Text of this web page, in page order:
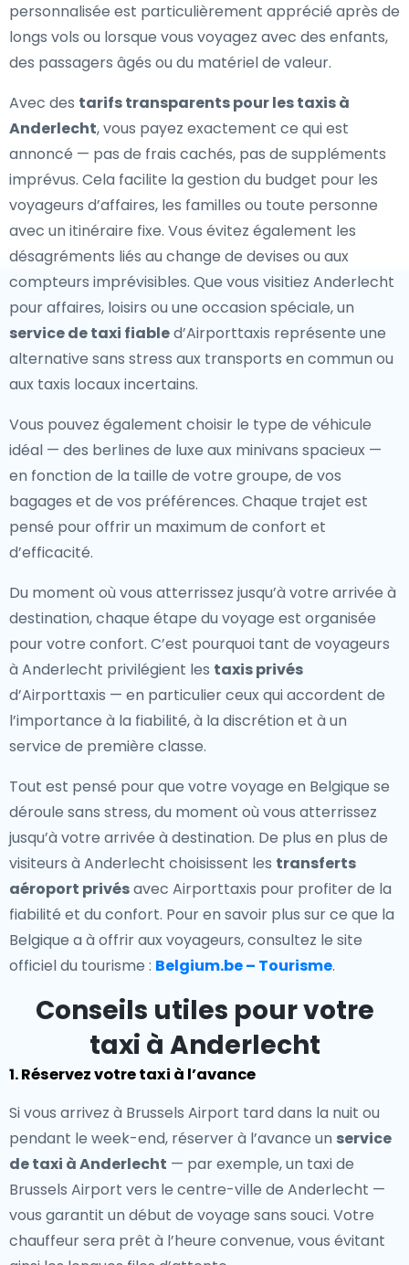
personnalisée est particulièrement apprécié après de
longs vols ou lorsque vous voyagez avec des enfants,
des passagers âgés ou du matériel de valeur.
Avec des tarifs transparents pour les taxis à
Anderlecht, vous payez exactement ce qui est
annoncé — pas de frais cachés, pas de suppléments
imprévus. Cela facilite la gestion du budget pour les
voyageurs d’affaires, les familles ou toute personne
avec un itinéraire fixe. Vous évitez également les
désagréments liés au change de devises ou aux
compteurs imprévisibles. Que vous visitiez Anderlecht
pour affaires, loisirs ou une occasion spéciale, un
service de taxi fiabled’Airporttaxis représente une
alternative sans stress aux transports en commun ou
aux taxis locaux incertains.
Vous pouvez également choisir le type de véhicule
idéal — des berlines de luxe aux minivans spacieux —
en fonction de la taille de votre groupe, de vos
bagages et de vos préférences. Chaque trajet est
pensé pour offrir un maximum de confort et
d’efficacité.
Du moment où vous atterrissez jusqu’à votre arrivée à
destination, chaque étape du voyage est organisée
pour votre confort. C’est pourquoi tant de voyageurs
à Anderlecht privilégient les taxis privés
d’Airporttaxis — en particulier ceux qui accordent de
l’importance à la fiabilité, à la discrétion et à un
service de première classe.
Tout est pensé pour que votre voyage en Belgique se
déroule sans stress, du moment où vous atterrissez
jusqu’à votre arrivée à destination. De plus en plus de
visiteurs à Anderlecht choisissent les transferts
aéroport privésavec Airporttaxis pour profiter de la
fiabilité et du confort. Pour en savoir plus sur ce que la
Belgique a à offrir aux voyageurs, consultez le site
officiel du tourisme : Belgium.be – Tourisme.
Conseils utiles pour votre
taxi à Anderlecht
1. Réservez votre taxi à l’avance
Si vous arrivez à Brussels Airport tard dans la nuit ou
pendant le week-end, réserver à l’avance un service
de taxi à Anderlecht — par exemple, un taxi de
Brussels Airport vers le centre-ville de Anderlecht —
vous garantit un début de voyage sans souci. Votre
chauffeur sera prêt à l’heure convenue, vous évitant